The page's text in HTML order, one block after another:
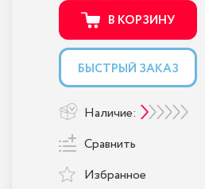
В КОРЗИНУ
БЫСТРЫЙ ЗАКАЗ
Наличие:
Сравнить
Избранное